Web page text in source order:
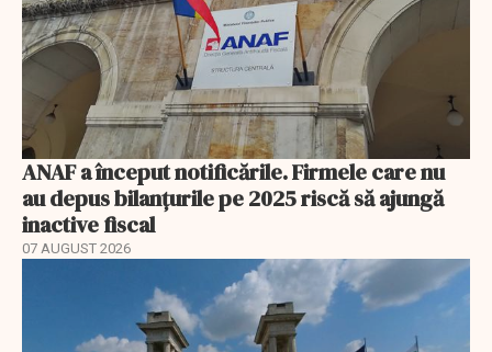
ANAF a început notificările. Firmele care nu
au depus bilanțurile pe 2025 riscă să ajungă
inactive fiscal
07 AUGUST 2026